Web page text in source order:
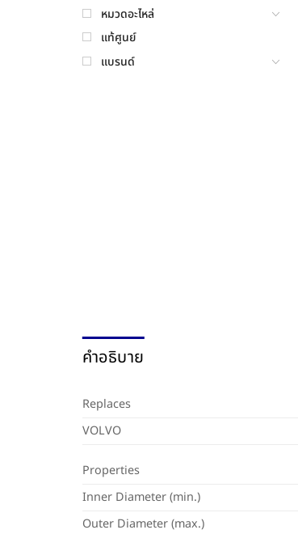
หมวดอะไหล่
แท้ศูนย์
แบรนด์
คำอธิบาย
Replaces
VOLVO
Properties
Inner Diameter (min.)
Outer Diameter (max.)